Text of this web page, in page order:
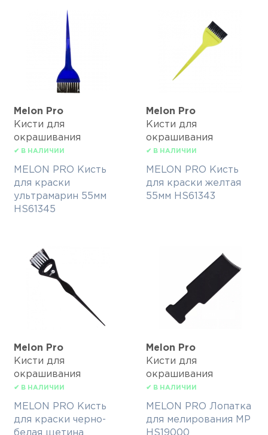
Melon Pro
Кисти для
окрашивания
✔ В НАЛИЧИИ
MELON PRO Кисть
для краски
ультрамарин 55мм
HS61345
Melon Pro
Кисти для
окрашивания
✔ В НАЛИЧИИ
MELON PRO Кисть
для краски желтая
55мм HS61343
Melon Pro
Кисти для
окрашивания
✔ В НАЛИЧИИ
MELON PRO Кисть
для краски черно-
белая щетина
Melon Pro
Кисти для
окрашивания
✔ В НАЛИЧИИ
MELON PRO Лопатка
для мелирования МР
HS19000